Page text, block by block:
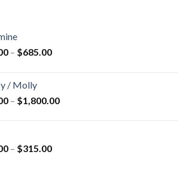
– $685.00Rozpětí
$685.00
/ Molly
– $1,800.00Rozpětí
– $315.00Rozpětí